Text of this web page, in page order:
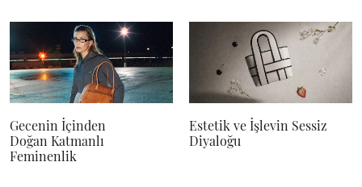
Gecenin İçinden
Doğan Katmanlı
Feminenlik
Estetik ve İşlevin Sessiz
Diyaloğu